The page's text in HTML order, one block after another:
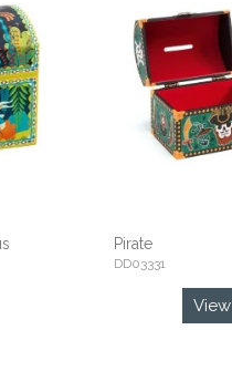
Pirate
DD03331
View